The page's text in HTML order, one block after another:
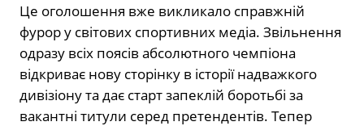
Це оголошення вже викликало справжній
фурор у світових спортивних медіа. Звільнення
одразу всіх поясів абсолютного чемпіона
відкриває нову сторінку в історії надважкого
дивізіону та дає старт запеклій боротьбі за
вакантні титули серед претендентів. Тепер